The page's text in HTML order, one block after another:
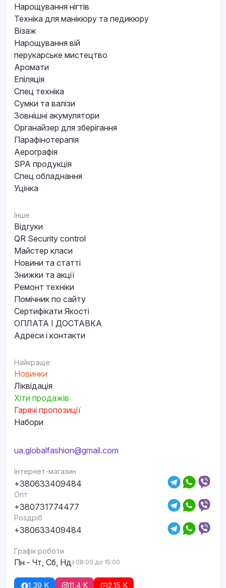
Нарощування нігтів
Техніка для манікюру та педикюру
Візаж
Нарощування вій
перукарське мистецтво
Аромати
Епіляція
Спец техніка
Сумки та валізи
Зовнішні акумулятори
Органайзер для зберігання
Парафінотерапія
Аерографія
SPA продукція
Спец обладнання
Уцінка
Інше
Відгуки
QR Security control
Майстер класи
Новини та статті
Знижки та акції
Ремонт техніки
Помічник по сайту
Сертифікати Якості
ОПЛАТА І ДОСТАВКА
Адреси і контакти
Найкраще
Новинки
Ліквідація
Хіти продажів
Гарячі пропозиції
Набори
ua.globalfashion@gmail.com
Інтернет-магазин
+380633409484
Опт
+380731774477
Роздріб
+380633409484
Графік роботи
Пн - Чт, Сб, Ндз 08:00 до 15:00
1,39 K 11,4 K 2,15 K